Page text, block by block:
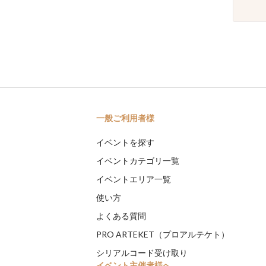
一般ご利用者様
イベントを探す
イベントカテゴリ一覧
イベントエリア一覧
使い方
よくある質問
PRO ARTEKET（プロアルテケト）
シリアルコード受け取り